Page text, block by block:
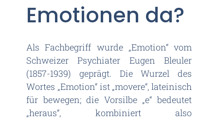
Emotionen da?
Als Fachbegriff wurde „Emotion“ vom
Schweizer Psychiater Eugen Bleuler
(1857-1939) geprägt. Die Wurzel des
Wortes „Emotion“ ist „movere“, lateinisch
für bewegen; die Vorsilbe „e“ bedeutet
„heraus“, kombiniert also